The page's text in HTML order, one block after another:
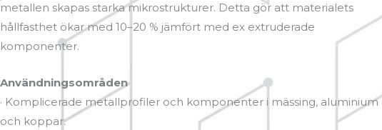
metallen skapas starka mikrostrukturer. Detta gör att materialets
hållfasthet ökar med 10–20 % jämfört med ex extruderade
komponenter.
Användningsområden
· Komplicerade metallprofiler och komponenter i mässing, aluminium
och koppar.